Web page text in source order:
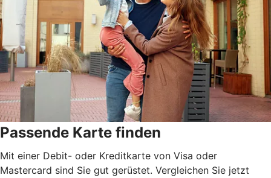
Passende Karte finden
Mit einer Debit- oder Kreditkarte von Visa oder
Mastercard sind Sie gut gerüstet. Vergleichen Sie jetzt